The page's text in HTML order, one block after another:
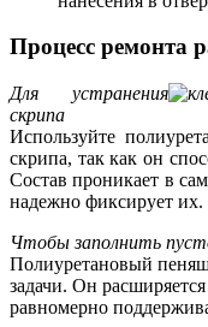
Процесс ремонта
Для устранения
скрипа
Используйте
скрипа, так как он
Состав проникает в
надежно фиксирует их.
Чтобы заполнить
Полиуретановый
задачи. Он
равномерно